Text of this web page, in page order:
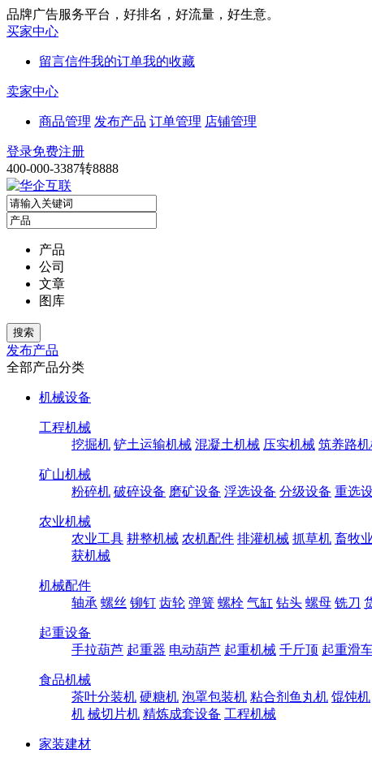
品牌广告服务平台，好排名，好流量，好生意。
买家中心
留言信件我的订单我的收藏
卖家中心
商品管理 发布产品 订单管理 店铺管理
登录免费注册
400-000-3387转8888
产品
公司
文章
图库
发布产品
全部产品分类
机械设备
工程机械
挖掘机 铲土运输机械 混凝土机械 压实机械 筑养路
矿山机械
粉碎机 破碎设备 磨矿设备 浮选设备 分级设备 重选
农业机械
农业工具 耕整机械 农机配件 排灌机械 抓草机 畜牧
获机械
机械配件
轴承 螺丝 铆钉 齿轮 弹簧 螺栓 气缸 钻头 螺母 铣刀
起重设备
手拉葫芦 起重器 电动葫芦 起重机械 千斤顶 起重滑
食品机械
茶叶分装机 硬糖机 泡罩包装机 粘合剂鱼丸机 馄饨机
机 械切片机 精炼成套设备 工程机械
家装建材